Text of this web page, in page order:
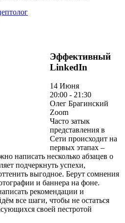
Эффективный
LinkedIn
14 Июня
20:00 - 21:30
Олег Брагинский
Zoom
Часто затык
представления в
Сети происходит на
первых этапах –
написать несколько абзацев о
подчеркнуть успехи,
выгодное. Берут сомнения
и баннера на фоне.
рекомендации и
все шаги, чтобы не остаться
своей пестротой